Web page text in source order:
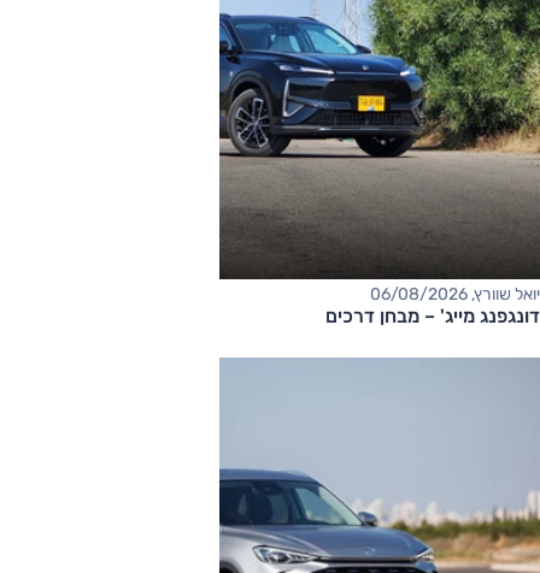
יואל שוורץ, 06/08/2026
דונגפנג מייג' – מבחן דרכים